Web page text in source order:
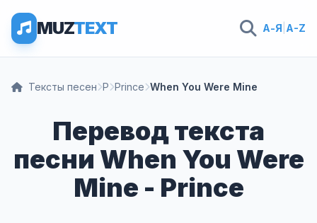
MUZTEXT А-Я A-Z
Тексты песен P Prince When You Were Mine
Перевод текста
песни When You Were
Mine - Prince